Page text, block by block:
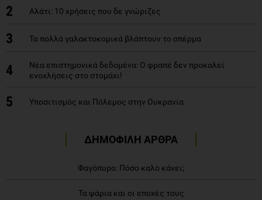
2 Αλάτι: 10 χρήσεις που δε γνώριζες
3 Τα πολλά γαλακτοκομικά βλάπτουν το σπέρμα
4
Νέα επιστημονικά δεδομένα: Ο φραπέ δεν προκαλεί
ενοχλήσεις στο στομάχι!
5 Υποσιτισμός και Πόλεμος στην Ουκρανία
ΔΗΜΟΦΙΛΗ ΑΡΘΡΑ
Φαγόπυρο: Πόσο καλό κάνει;
Τα ψάρια και οι εποχές τους